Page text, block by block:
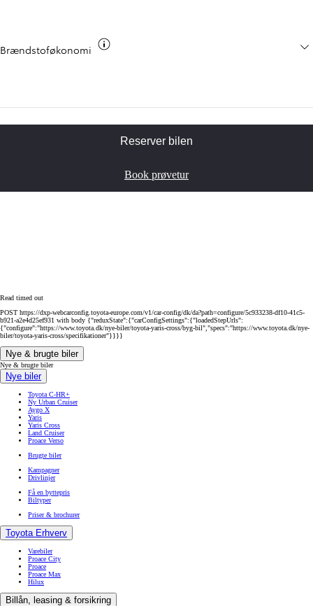
Brændstoføkonomi
Reserver bilen
Book prøvetur
Read timed out
POST https://dxp-webcarconfig.toyota-europe.com/v1/car-config/dk/da?path=configure/5c933238-df10-41c5-
b921-a2e4d25ef931 with body {"reduxState":{"carConfigSettings":{"loadedStepUrls":
{"configure":"https://www.toyota.dk/nye-biler/toyota-yaris-cross/byg-bil","specs":"https://www.toyota.dk/nye-
biler/toyota-yaris-cross/specifikationer"}}}}
Nye & brugte biler
Nye & brugte biler
Nye biler
Toyota C-HR+
Ny Urban Cruiser
Aygo X
Yaris
Yaris Cross
Land Cruiser
Proace Verso
Brugte biler
Kampagner
Drivlinjer
Få en byttepris
Biltyper
Priser & brochurer
Toyota Erhverv
Varebiler
Proace City
Proace
Proace Max
Hilux
Billån, leasing & forsikring